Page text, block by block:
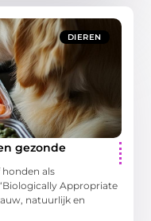
DIEREN
gezonde
honden als
Appropriate
natuurlijk en